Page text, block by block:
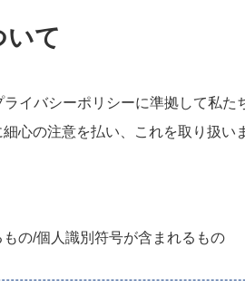
いて
イバシーポリシーに準拠して私た
心の注意を払い、これを取り扱い
の/個人識別符号が含まれるもの